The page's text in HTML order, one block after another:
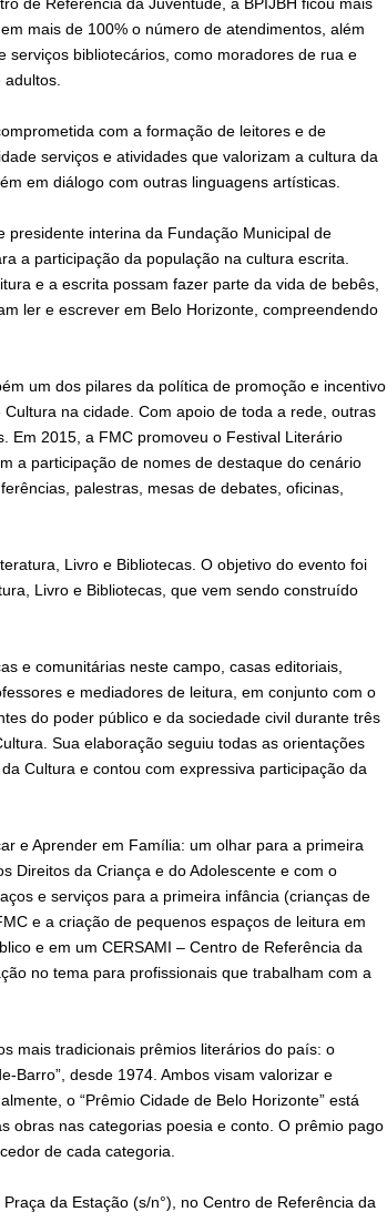
de Referência da Juventude, a BPIJBH ficou mais
mais de 100% o número de atendimentos, além
bibliotecários, como moradores de rua e
adultos.
com a formação de leitores e de
serviços e atividades que valorizam a cultura da
em diálogo com outras linguagens artísticas.
presidente interina da Fundação Municipal de
a participação da população na cultura escrita.
e a escrita possam fazer parte da vida de bebês,
ler e escrever em Belo Horizonte, compreendendo
um dos pilares da política de promoção e incentivo
na cidade. Com apoio de toda a rede, outras
Em 2015, a FMC promoveu o Festival Literário
a participação de nomes de destaque do cenário
palestras, mesas de debates, oficinas,
Livro e Bibliotecas. O objetivo do evento foi
Livro e Bibliotecas, que vem sendo construído
e comunitárias neste campo, casas editoriais,
e mediadores de leitura, em conjunto com o
do poder público e da sociedade civil durante três
Sua elaboração seguiu todas as orientações
Cultura e contou com expressiva participação da
e Aprender em Família: um olhar para a primeira
Direitos da Criança e do Adolescente e com o
e serviços para a primeira infância (crianças de
e a criação de pequenos espaços de leitura em
e em um CERSAMI – Centro de Referência da
no tema para profissionais que trabalham com a
mais tradicionais prêmios literários do país: o
Barro”, desde 1974. Ambos visam valorizar e
o “Prêmio Cidade de Belo Horizonte” está
obras nas categorias poesia e conto. O prêmio pago
de cada categoria.
da Estação (s/n°), no Centro de Referência da